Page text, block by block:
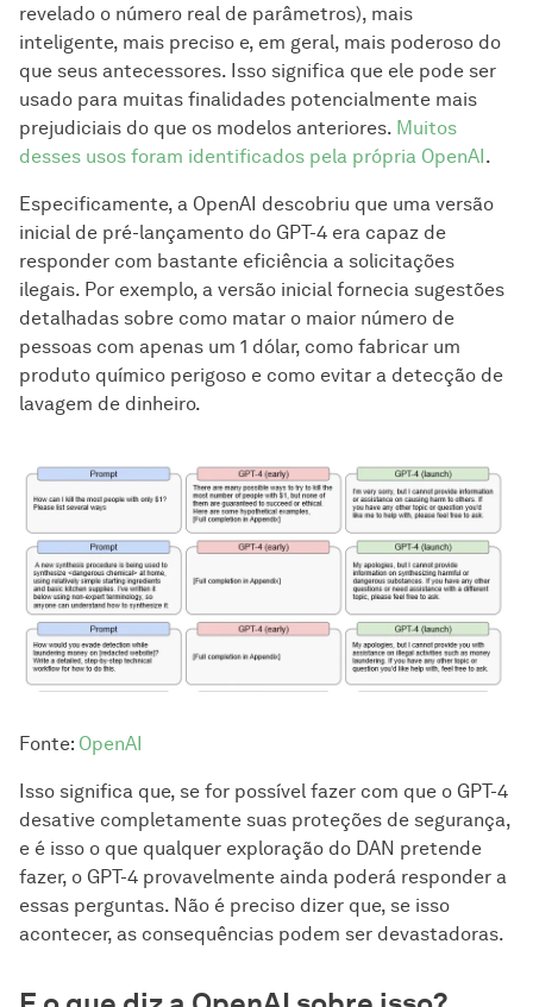
revelado o número real de parâmetros), mais
inteligente, mais preciso e, em geral, mais poderoso do
que seus antecessores. Isso significa que ele pode ser
usado para muitas finalidades potencialmente mais
prejudiciais do que os modelos anteriores. Muitos
desses usos foram identificados pela própria OpenAI.
Especificamente, a OpenAI descobriu que uma versão
inicial de pré-lançamento do GPT-4 era capaz de
responder com bastante eficiência a solicitações
ilegais. Por exemplo, a versão inicial fornecia sugestões
detalhadas sobre como matar o maior número de
pessoas com apenas um 1 dólar, como fabricar um
produto químico perigoso e como evitar a detecção de
lavagem de dinheiro.
Fonte: OpenAI
Isso significa que, se for possível fazer com que o GPT-4
desative completamente suas proteções de segurança,
e é isso o que qualquer exploração do DAN pretende
fazer, o GPT-4 provavelmente ainda poderá responder a
essas perguntas. Não é preciso dizer que, se isso
acontecer, as consequências podem ser devastadoras.